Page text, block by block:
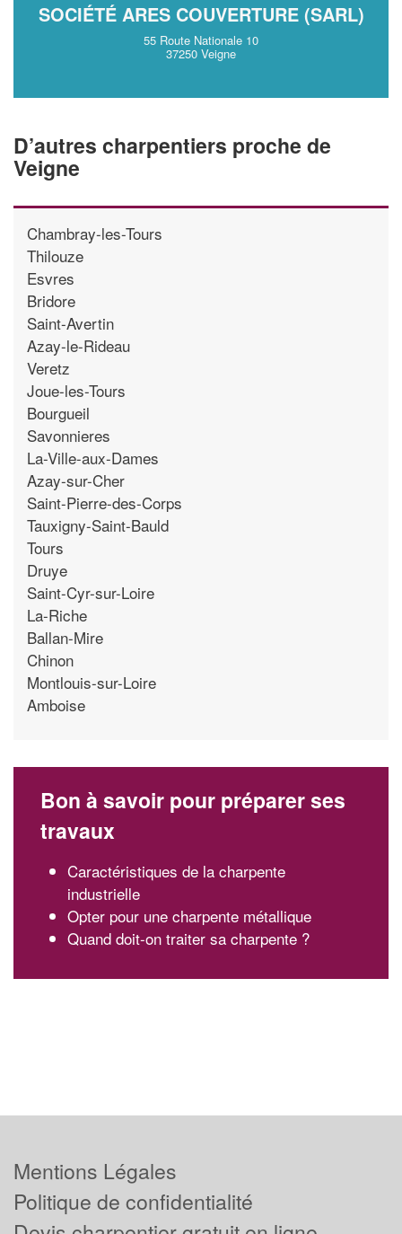
SOCIÉTÉ ARES COUVERTURE (SARL)
55 Route Nationale 10
37250 Veigne
D’autres charpentiers proche de
Veigne
Chambray-les-Tours
Thilouze
Esvres
Bridore
Saint-Avertin
Azay-le-Rideau
Veretz
Joue-les-Tours
Bourgueil
Savonnieres
La-Ville-aux-Dames
Azay-sur-Cher
Saint-Pierre-des-Corps
Tauxigny-Saint-Bauld
Tours
Druye
Saint-Cyr-sur-Loire
La-Riche
Ballan-Mire
Chinon
Montlouis-sur-Loire
Amboise
Bon à savoir pour préparer ses
travaux
Caractéristiques de la charpente
industrielle
Opter pour une charpente métallique
Quand doit-on traiter sa charpente ?
Mentions Légales
Politique de confidentialité